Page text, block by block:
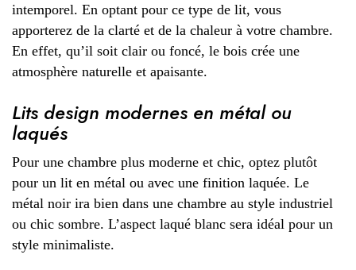
intemporel. En optant pour ce type de lit, vous
apporterez de la clarté et de la chaleur à votre chambre.
En effet, qu’il soit clair ou foncé, le bois crée une
atmosphère naturelle et apaisante.
Lits design modernes en métal ou
laqués
Pour une chambre plus moderne et chic, optez plutôt
pour un lit en métal ou avec une finition laquée. Le
métal noir ira bien dans une chambre au style industriel
ou chic sombre. L’aspect laqué blanc sera idéal pour un
style minimaliste.